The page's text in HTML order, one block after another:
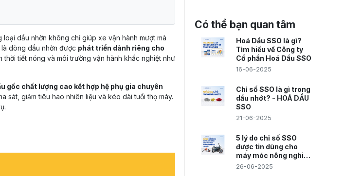
dầu nhờn không chỉ giúp xe vận hành mượt mà
dòng dầu nhờn được phát triển dành riêng cho
thời tiết nóng và môi trường vận hành khắc nghiệt như
gốc chất lượng cao kết hợp hệ phụ gia chuyên
sát, giảm tiêu hao nhiên liệu và kéo dài tuổi thọ máy.
Có thể bạn quan tâm
Hoá Dầu SSO là gì?
Tìm hiểu về Công ty
Cổ phần Hoá Dầu SSO
16-06-2025
Chỉ số SSO là gì trong
dầu nhớt? - HOÁ DẦU
SSO
21-06-2025
5 lý do chỉ số SSO
được tin dùng cho
máy móc nông nghiệp
và xe máy
26-06-2025